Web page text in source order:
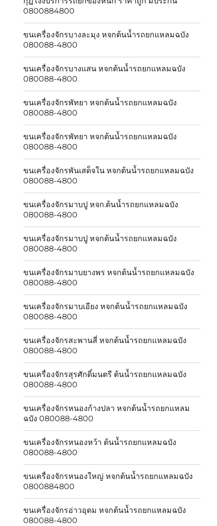
0800884800
ขนเครื่องจักรบางละมุง หจกต้นน้ำรถยกแหลมฉบัง
080088-4800
ขนเครื่องจักรบางเเสน หจกต้นน้ำรถยกแหลมฉบัง
080088-4800
ขนเครื่องจักรพัทยา หจกต้นน้ำรถยกแหลมฉบัง
080088-4800
ขนเครื่องจักรพัทยา หจกต้นน้ำรถยกแหลมฉบัง
080088-4800
ขนเครื่องจักรพันเสด็จใน หจกต้นน้ำรถยกแหลมฉบัง
080088-4800
ขนเครื่องจักรมาบปู หจก.ต้นน้ำรถยกแหลมฉบัง
080088-4800
ขนเครื่องจักรมาบปู หจกต้นน้ำรถยกแหลมฉบัง
080088-4800
ขนเครื่องจักรมาบยางพร หจกต้นน้ำรถยกแหลมฉบัง
080088-4800
ขนเครื่องจักรมาบเอียง หจกต้นน้ำรถยกแหลมฉบัง
080088-4800
ขนเครื่องจักรสะพานสี่ หจกต้นน้ำรถยกแหลมฉบัง
080088-4800
ขนเครื่องจักรสุรศักดิ์มนตรี ต้นน้ำรถยกแหลมฉบัง
080088-4800
ขนเครื่องจักรหนองก้างปลา หจกต้นน้ำรถยกแหลม
ฉบัง 080088-4800
ขนเครื่องจักรหนองหว้า ต้นน้ำรถยกแหลมฉบัง
080088-4800
ขนเครื่องจักรหนองใหญ่ หจกต้นน้ำรถยกแหลมฉบัง
0800884800
ขนเครื่องจักรอ่าวอุดม หจกต้นน้ำรถยกแหลมฉบัง
080088-4800